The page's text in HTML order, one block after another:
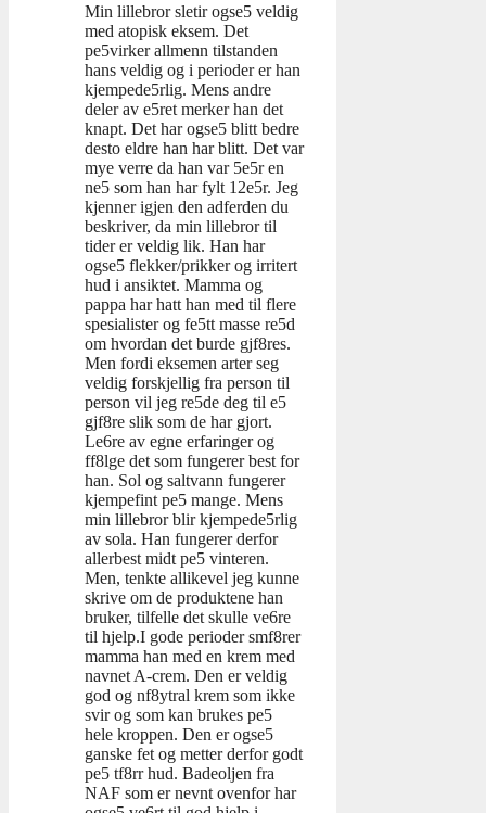
Min lillebror sletir ogse5 veldig
med atopisk eksem. Det
pe5virker allmenn tilstanden
hans veldig og i perioder er han
kjempede5rlig. Mens andre
deler av e5ret merker han det
knapt. Det har ogse5 blitt bedre
desto eldre han har blitt. Det var
mye verre da han var 5e5r en
ne5 som han har fylt 12e5r. Jeg
kjenner igjen den adferden du
beskriver, da min lillebror til
tider er veldig lik. Han har
ogse5 flekker/prikker og irritert
hud i ansiktet. Mamma og
pappa har hatt han med til flere
spesialister og fe5tt masse re5d
om hvordan det burde gjf8res.
Men fordi eksemen arter seg
veldig forskjellig fra person til
person vil jeg re5de deg til e5
gjf8re slik som de har gjort.
Le6re av egne erfaringer og
ff8lge det som fungerer best for
han. Sol og saltvann fungerer
kjempefint pe5 mange. Mens
min lillebror blir kjempede5rlig
av sola. Han fungerer derfor
allerbest midt pe5 vinteren.
Men, tenkte allikevel jeg kunne
skrive om de produktene han
bruker, tilfelle det skulle ve6re
til hjelp.I gode perioder smf8rer
mamma han med en krem med
navnet A-crem. Den er veldig
god og nf8ytral krem som ikke
svir og som kan brukes pe5
hele kroppen. Den er ogse5
ganske fet og metter derfor godt
pe5 tf8rr hud. Badeoljen fra
NAF som er nevnt ovenfor har